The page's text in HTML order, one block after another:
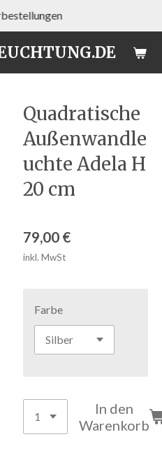
Quadratische
Außenwandle
uchte Adela H
20 cm
79,00 €
inkl. MwSt
Farbe
In den
Warenkorb